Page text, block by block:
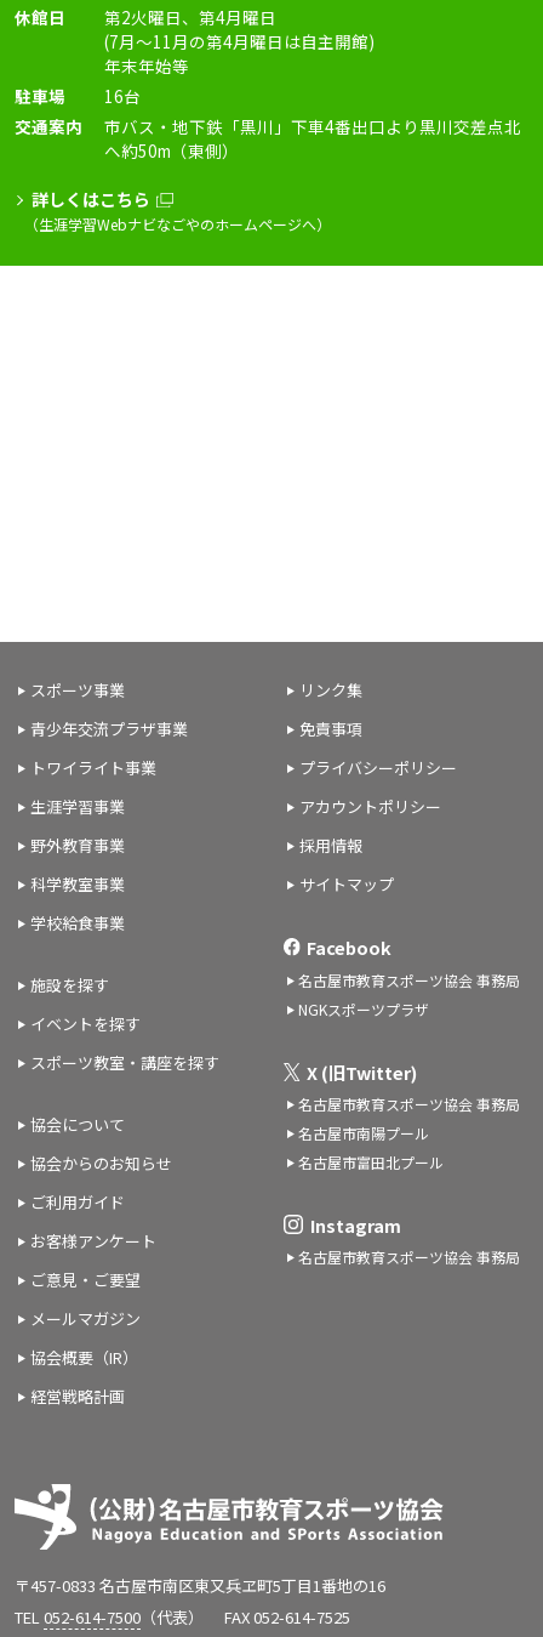
休館日
第2火曜日、第4月曜日
(7月〜11月の第4月曜日は自主開館)
年末年始等
駐車場
16台
交通案内
市バス・地下鉄「黒川」下車4番出口より黒川交差点北
へ約50m（東側）
詳しくはこちら
（生涯学習Webナビなごやのホームページへ）
スポーツ事業
青少年交流プラザ事業
トワイライト事業
生涯学習事業
野外教育事業
科学教室事業
学校給食事業
施設を探す
イベントを探す
スポーツ教室・講座を探す
協会について
協会からのお知らせ
ご利用ガイド
お客様アンケート
ご意見・ご要望
メールマガジン
協会概要（IR）
経営戦略計画
リンク集
免責事項
プライバシーポリシー
アカウントポリシー
採用情報
サイトマップ
Facebook
名古屋市教育スポーツ協会 事務局
NGKスポーツプラザ
X (旧Twitter)
名古屋市教育スポーツ協会 事務局
名古屋市南陽プール
名古屋市富田北プール
Instagram
名古屋市教育スポーツ協会 事務局
〒457-0833 名古屋市南区東又兵ヱ町5丁目1番地の16
TEL 052-614-7500（代表） FAX 052-614-7525